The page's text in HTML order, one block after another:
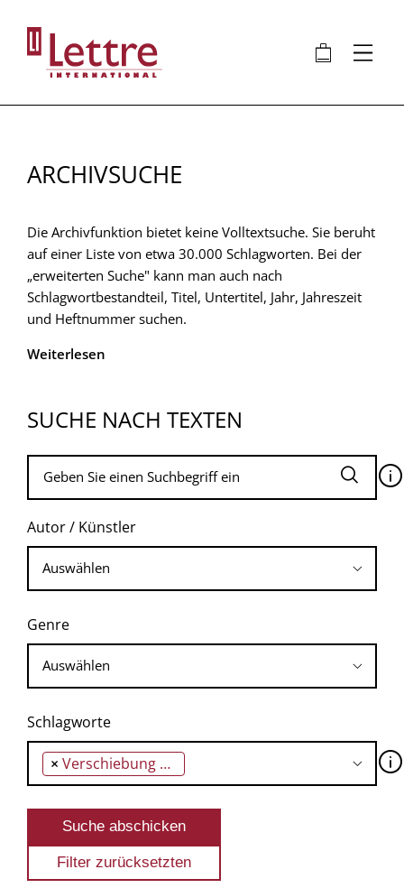
Inhalt
🛍 ⋮
ARCHIVSUCHE
Die Archivfunktion bietet keine Volltextsuche. Sie beruht
auf einer Liste von etwa 30.000 Schlagworten. Bei der
„erweiterten Suche" kann man auch nach
Schlagwortbestandteil, Titel, Untertitel, Jahr, Jahreszeit
und Heftnummer suchen.
Weiterlesen
SUCHE NACH TEXTEN
🛈
Autor / Künstler
Genre
Schlagworte
× Verschiebung der Farbsymbolik 🛈